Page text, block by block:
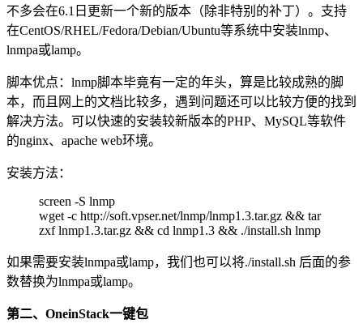
不多会在6.1日更新一个新的版本（除非特别的补丁）。支持
在CentOS/RHEL/Fedora/Debian/Ubuntu等系统中安装lnmp、
lnmpa或lamp。
脚本优点：lnmp脚本毕竟有一定的年头，算是比较成熟的脚
本，而且网上的文档比较多，遇到问题还可以比较方便的找到
解决方法。可以快速的安装较新版本的PHP、MySQL等软件
的nginx、apache web环境。
安装方法：
screen -S lnmp
wget -c http://soft.vpser.net/lnmp/lnmp1.3.tar.gz && tar
zxf lnmp1.3.tar.gz && cd lnmp1.3 && ./install.sh lnmp
如果需要安装lnmpa或lamp，我们也可以将./install.sh 后面的参
数替换为lnmpa或lamp。
第二、OneinStack一键包